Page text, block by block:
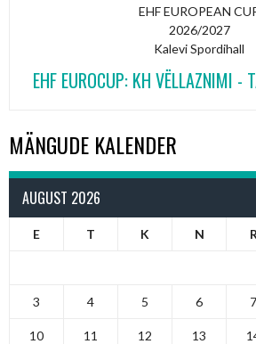
EHF EUROPEAN
2026/2027
Kalevi Spordihall
EHF EUROCUP: KH VËLLAZNIMI -
MÄNGUDE KALENDER
AUGUST 2026
E T K N R
3 4 5 6 7
10 11 12 13